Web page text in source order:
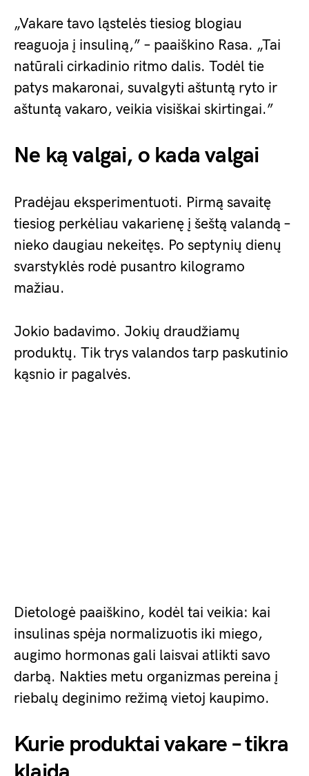
„Vakare tavo ląstelės tiesiog blogiau
reaguoja į insuliną,” – paaiškino Rasa. „Tai
natūrali cirkadinio ritmo dalis. Todėl tie
patys makaronai, suvalgyti aštuntą ryto ir
aštuntą vakaro, veikia visiškai skirtingai.”
Ne ką valgai, o kada valgai
Pradėjau eksperimentuoti. Pirmą savaitę
tiesiog perkėliau vakarienę į šeštą valandą –
nieko daugiau nekeitęs. Po septynių dienų
svarstyklės rodė pusantro kilogramo
mažiau.
Jokio badavimo. Jokių draudžiamų
produktų. Tik trys valandos tarp paskutinio
kąsnio ir pagalvės.
Dietologė paaiškino, kodėl tai veikia: kai
insulinas spėja normalizuotis iki miego,
augimo hormonas gali laisvai atlikti savo
darbą. Nakties metu organizmas pereina į
riebalų deginimo režimą vietoj kaupimo.
Kurie produktai vakare – tikra